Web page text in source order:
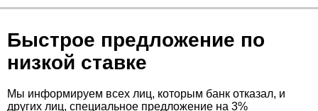
Быстрое предложение по
низкой ставке
Мы информируем всех лиц, которым банк отказал, и
других лиц, специальное предложение на 3%